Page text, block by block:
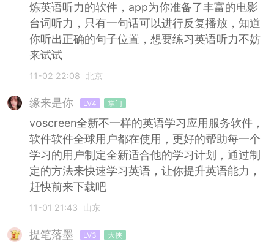
炼英语听力的软件，app为你准备了丰富的电影
台词听力，只有一句话可以进行反复播放，知道
你听出正确的句子位置，想要练习英语听力不妨
来试试
11-02 22:08 北京
缘来是你 LV4 掌门
voscreen全新不一样的英语学习应用服务软件，
软件软件全球用户都在使用，更好的帮助每一个
学习的用户制定全新适合他的学习计划，通过制
定的方法来快速学习英语，让你提升英语能力，
赶快前来下载吧
11-01 21:43 山东
提笔落墨 LV3 大侠